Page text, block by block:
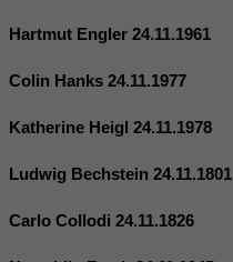
Hartmut Engler 24.11.1961
Colin Hanks 24.11.1977
Katherine Heigl 24.11.1978
Ludwig Bechstein 24.11.1801
Carlo Collodi 24.11.1826